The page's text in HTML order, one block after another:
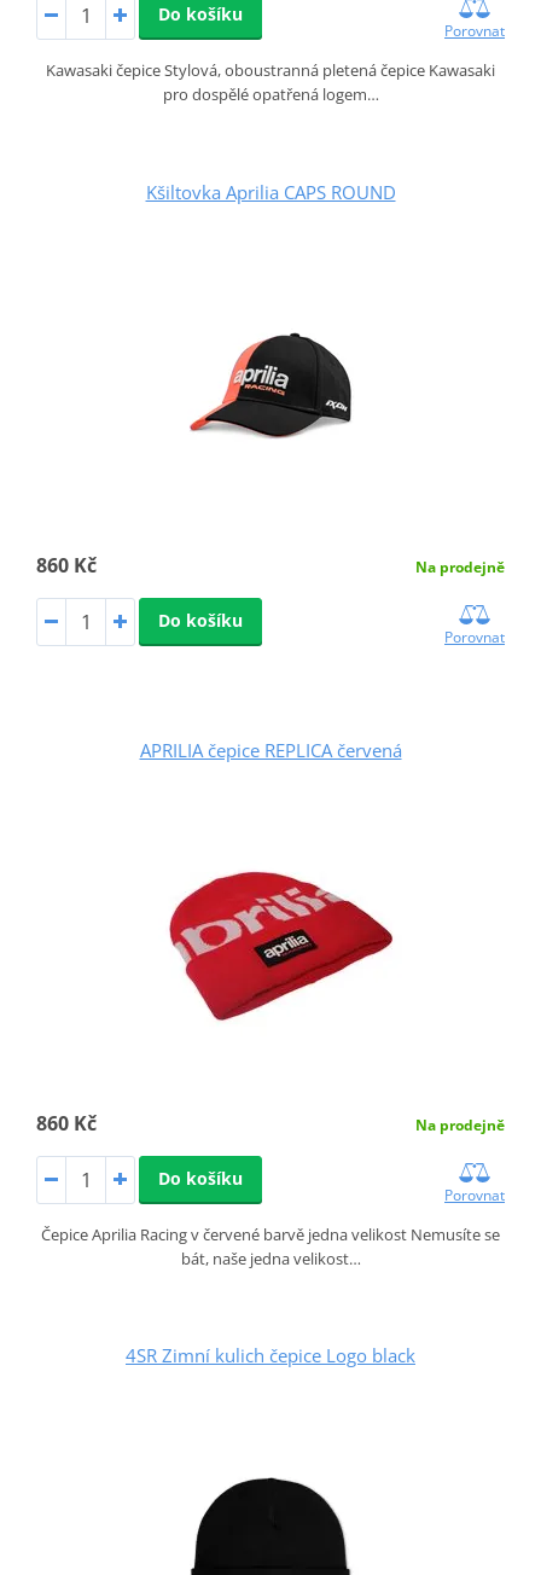
Do košíku
Porovnat
Kawasaki čepice Stylová, oboustranná pletená čepice Kawasaki
pro dospělé opatřená logem…
Kšiltovka Aprilia CAPS ROUND
860 Kč Na prodejně
Do košíku
Porovnat
APRILIA čepice REPLICA červená
860 Kč Na prodejně
Do košíku
Porovnat
Čepice Aprilia Racing v červené barvě jedna velikost Nemusíte se
bát, naše jedna velikost…
4SR Zimní kulich čepice Logo black